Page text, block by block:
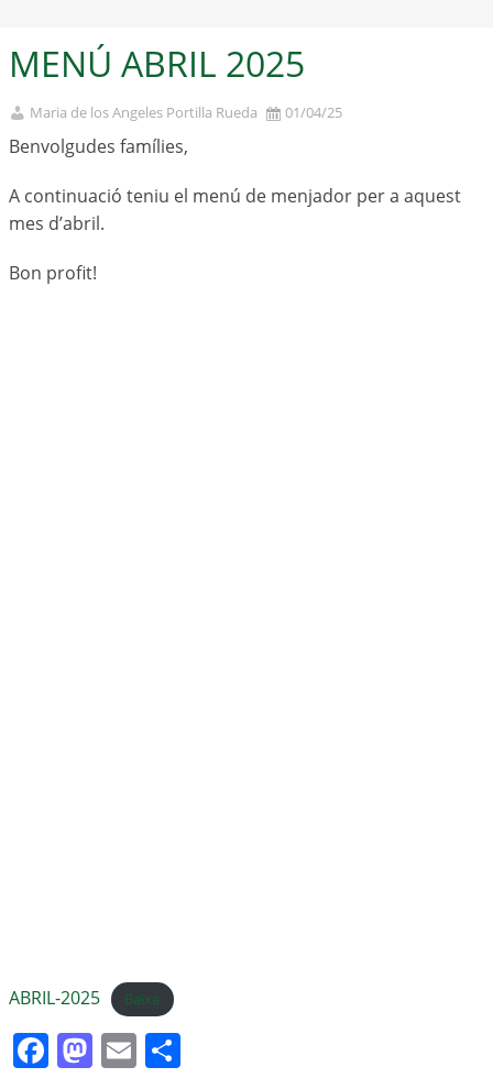
MENÚ ABRIL 2025
Maria de los Angeles Portilla Rueda 01/04/25
Benvolgudes famílies,
A continuació teniu el menú de menjador per a aquest
mes d’abril.
Bon profit!
ABRIL-2025 Baixa
Facebook
Mastodon
Email